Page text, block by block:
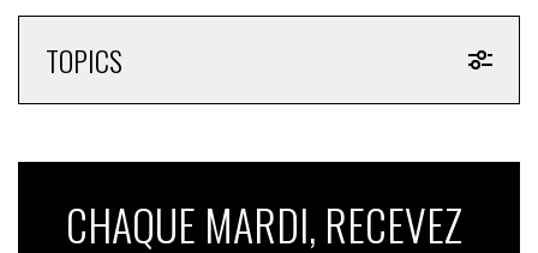
TOPICS
CHAQUE MARDI, RECEVEZ